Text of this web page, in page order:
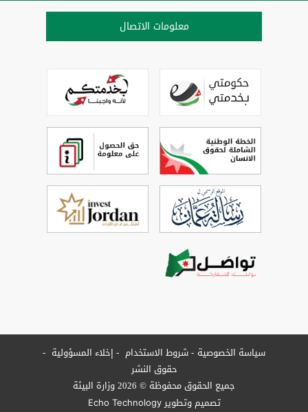
معلومات الاتصال
سياسة الخصوصية شروط الاستخدام
إخلاء المسؤولية
حقوق النشر
جميع الحقوق محفوظة © 2026 وزارة البيئة
تصميم وتطويرEcho Technology